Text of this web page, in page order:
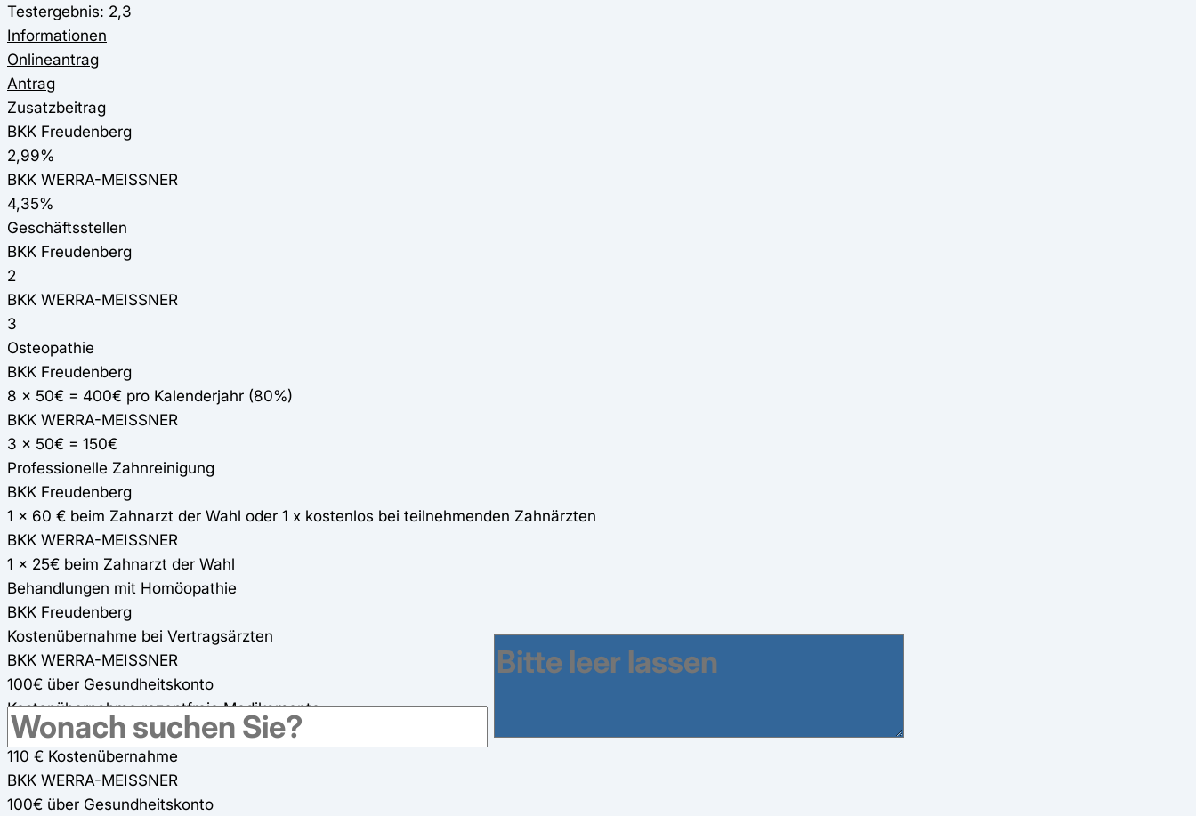
Testergebnis: 2,3
Informationen
Onlineantrag
Antrag
Zusatzbeitrag
BKK Freudenberg
2,99%
BKK WERRA-MEISSNER
4,35%
Geschäftsstellen
BKK Freudenberg
2
BKK WERRA-MEISSNER
3
Osteopathie
BKK Freudenberg
8 x 50€ = 400€ pro Kalenderjahr (80%)
BKK WERRA-MEISSNER
3 x 50€ = 150€
Professionelle Zahnreinigung
BKK Freudenberg
1 x 60 € beim Zahnarzt der Wahl oder 1 x kostenlos bei teilnehmenden Zahnärzten
BKK WERRA-MEISSNER
1 x 25€ beim Zahnarzt der Wahl
Behandlungen mit Homöopathie
BKK Freudenberg
Kostenübernahme bei Vertragsärzten
BKK WERRA-MEISSNER
100€ über Gesundheitskonto
Kostenübernahme rezeptfreie Medikamente
BKK Freudenberg
110 € Kostenübernahme
BKK WERRA-MEISSNER
100€ über Gesundheitskonto